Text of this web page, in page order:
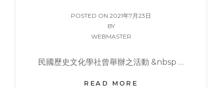
論
POSTED ON POSTED
ON
2021年7月23日
BY
WEBMASTER
民國歷史文化學社曾舉辦之活動 &nbsp …
READ MORE